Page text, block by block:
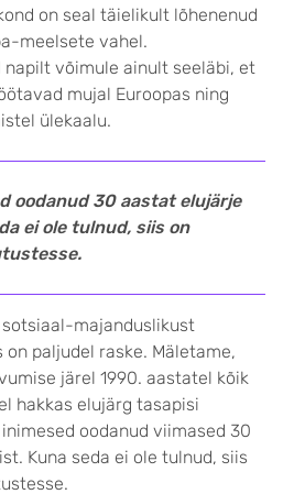
on seal täielikult lõhenenud
meelsete vahel.
napilt võimule ainult seeläbi, et
mujal Euroopas ning
ülekaalu.
oodanud 30 aastat elujärje
ei ole tulnud, siis on
majanduslikust
paljudel raske. Mäletame,
järel 1990. aastatel kõik
hakkas elujärg tasapisi
oodanud viimased 30
Kuna seda ei ole tulnud, siis